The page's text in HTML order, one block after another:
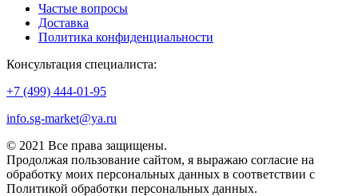
Частые вопросы
Доставка
Политика конфиденциальности
Консультация специалиста:
+7 (499) 444-01-95
info.sg-market@ya.ru
© 2021 Все права защищены.
Продолжая пользование сайтом, я выражаю согласие на
обработку моих персональных данных в соответствии с
Политикой обработки персональных данных.